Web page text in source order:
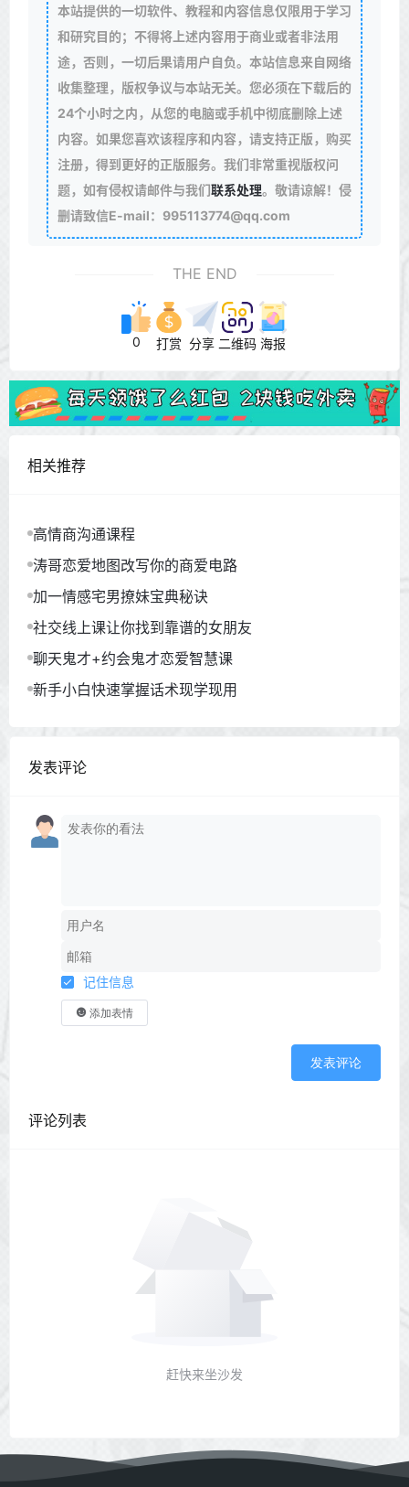
本站提供的一切软件、教程和内容信息仅限用于学习
和研究目的；不得将上述内容用于商业或者非法用
途，否则，一切后果请用户自负。本站信息来自网络
收集整理，版权争议与本站无关。您必须在下载后的
24个小时之内，从您的电脑或手机中彻底删除上述
内容。如果您喜欢该程序和内容，请支持正版，购买
注册，得到更好的正版服务。我们非常重视版权问
题，如有侵权请邮件与我们联系处理。敬请谅解！侵
删请致信E-mail：995113774@qq.com
THE END
0 打赏 分享 二维码 海报
相关推荐
高情商沟通课程
涛哥恋爱地图改写你的商爱电路
加一情感宅男撩妹宝典秘诀
社交线上课让你找到靠谱的女朋友
聊天鬼才+约会鬼才恋爱智慧课
新手小白快速掌握话术现学现用
发表评论
记住信息
添加表情
发表评论
评论列表
赶快来坐沙发